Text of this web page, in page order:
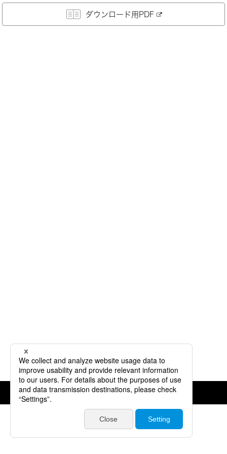
ダウンロード用PDF
©JVCKENWOOD Corporation